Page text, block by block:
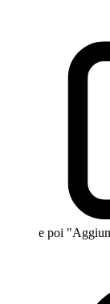
e poi